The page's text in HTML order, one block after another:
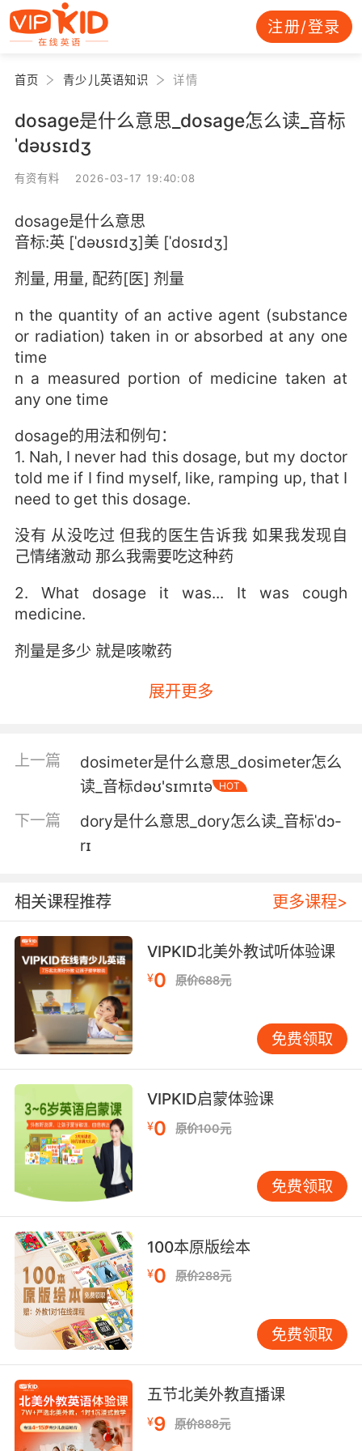
注册/登录
首页 青少儿英语知识 详情
dosage是什么意思_dosage怎么读_音标
ˈdəʊsɪdʒ
有资有料 2026-03-17 19:40:08
dosage是什么意思
音标:英 [ˈdəʊsɪdʒ]美 [ˈdosɪdʒ]
剂量, 用量, 配药[医] 剂量
n the quantity of an active agent (substance
or radiation) taken in or absorbed at any one
time
n a measured portion of medicine taken at
any one time
dosage的用法和例句：
1. Nah, I never had this dosage, but my doctor
told me if I find myself, like, ramping up, that I
need to get this dosage.
没有 从没吃过 但我的医生告诉我 如果我发现自
己情绪激动 那么我需要吃这种药
2. What dosage it was... It was cough
medicine.
剂量是多少 就是咳嗽药
3. She was on a heavy dosage of dia .
4. But it's a process to find the right dosage.
但要确定合适的剂量还需要一些时间
5. I think you may have increased the dosage.
6. I gave you a healthy dosage of deferasirox.
我给了你安全剂量的地拉罗司
7. And if that doesn't do the trick, we'll keep
upping the dosage until it does.
如果还没有效果的话 我们会一直加大剂量直到见
效为止
8. She monitored my dosages, my blood
work.
还有我的药量 我的血检报告
9. I gave you the proper dosage of insulin.
10. I can't speak to the dosage, and I certainly
wouldn't take both.
关于用量方面我不确定 但我肯定不会一下都吃了
展开更多
上一篇
dosimeter是什么意思_dosimeter怎么
读_音标dəʊ'sɪmɪtə
HOT
下一篇
dory是什么意思_dory怎么读_音标ˈdɔ-
rɪ
相关课程推荐 更多课程>
VIPKID北美外教试听体验课
¥0 原价688元
免费领取
VIPKID启蒙体验课
¥0 原价100元
免费领取
100本原版绘本
¥0 原价288元
免费领取
五节北美外教直播课
¥9 原价888元